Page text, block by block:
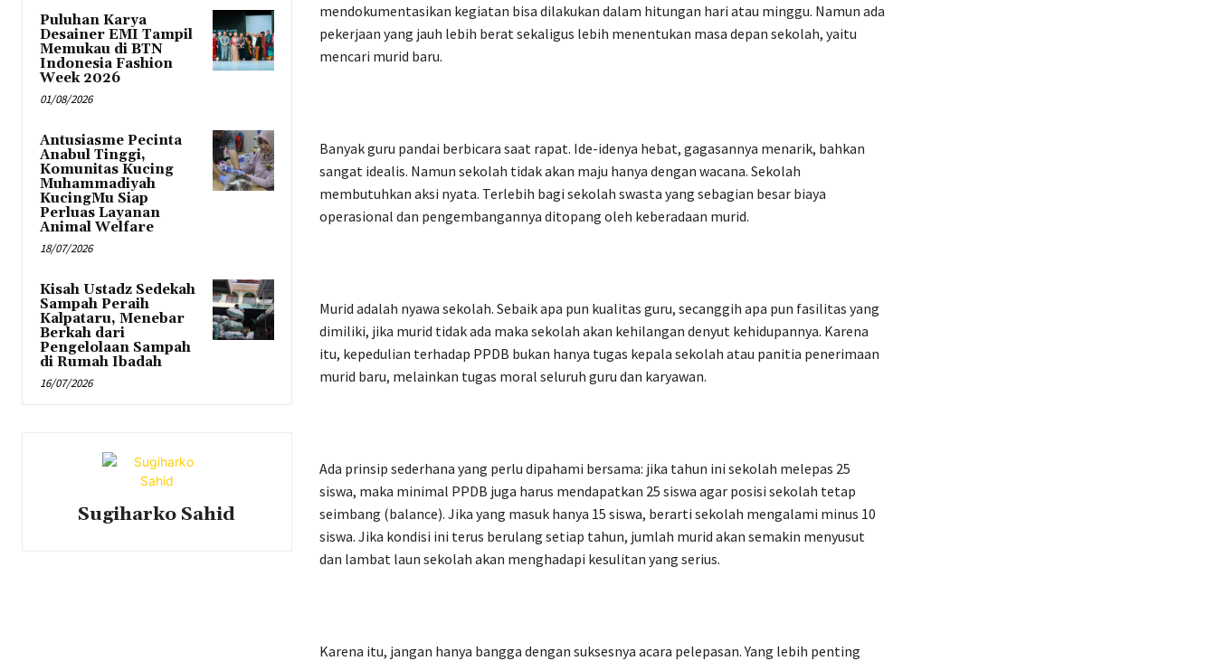
Puluhan Karya
Desainer EMI Tampil
Memukau di BTN
Indonesia Fashion
Week 2026
01/08/2026
Antusiasme Pecinta
Anabul Tinggi,
Komunitas Kucing
Muhammadiyah
KucingMu Siap
Perluas Layanan
Animal Welfare
18/07/2026
Kisah Ustadz Sedekah
Sampah Peraih
Kalpataru, Menebar
Berkah dari
Pengelolaan Sampah
di Rumah Ibadah
16/07/2026
Sugiharko Sahid
mendokumentasikan kegiatan bisa dilakukan dalam hitungan hari atau minggu. Namun ada
pekerjaan yang jauh lebih berat sekaligus lebih menentukan masa depan sekolah, yaitu
mencari murid baru.
Banyak guru pandai berbicara saat rapat. Ide-idenya hebat, gagasannya menarik, bahkan
sangat idealis. Namun sekolah tidak akan maju hanya dengan wacana. Sekolah
membutuhkan aksi nyata. Terlebih bagi sekolah swasta yang sebagian besar biaya
operasional dan pengembangannya ditopang oleh keberadaan murid.
Murid adalah nyawa sekolah. Sebaik apa pun kualitas guru, secanggih apa pun fasilitas yang
dimiliki, jika murid tidak ada maka sekolah akan kehilangan denyut kehidupannya. Karena
itu, kepedulian terhadap PPDB bukan hanya tugas kepala sekolah atau panitia penerimaan
murid baru, melainkan tugas moral seluruh guru dan karyawan.
Ada prinsip sederhana yang perlu dipahami bersama: jika tahun ini sekolah melepas 25
siswa, maka minimal PPDB juga harus mendapatkan 25 siswa agar posisi sekolah tetap
seimbang (balance). Jika yang masuk hanya 15 siswa, berarti sekolah mengalami minus 10
siswa. Jika kondisi ini terus berulang setiap tahun, jumlah murid akan semakin menyusut
dan lambat laun sekolah akan menghadapi kesulitan yang serius.
Karena itu, jangan hanya bangga dengan suksesnya acara pelepasan. Yang lebih penting